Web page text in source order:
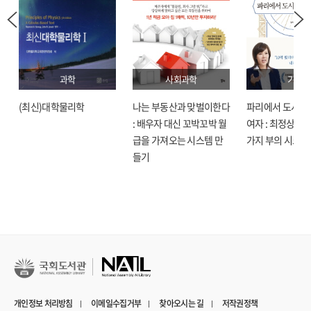
과학
(최신)대학물리학
사회과학
나는 부동산과 맞벌이한다
: 배우자 대신 꼬박꼬박 월
급을 가져오는 시스템 만
들기
기술
파리에서 도시락
여자 : 최정상으
가지 부의 시크릿
개인정보 처리방침 이메일수집거부 찾아오시는 길 저작권정책